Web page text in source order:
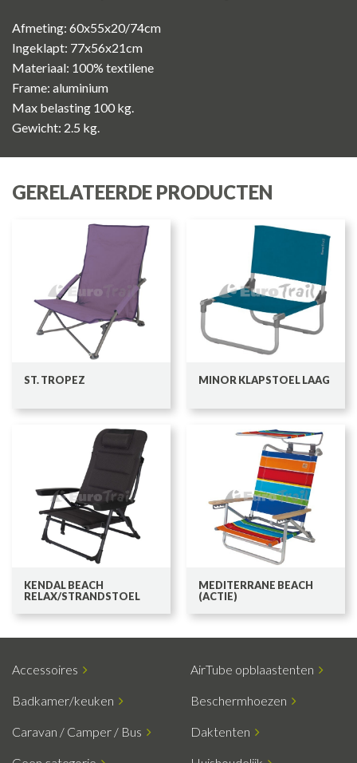
Afmeting: 60x55x20/74cm
Ingeklapt: 77x56x21cm
Materiaal: 100% textilene
Frame: aluminium
Max belasting 100 kg.
Gewicht: 2.5 kg.
GERELATEERDE PRODUCTEN
ST. TROPEZ MINOR KLAPSTOEL LAAG
KENDAL BEACH
RELAX/STRANDSTOEL
MEDITERRANE BEACH
(ACTIE)
Accessoires AirTube opblaastenten
Badkamer/keuken Beschermhoezen
Caravan / Camper / Bus Daktenten